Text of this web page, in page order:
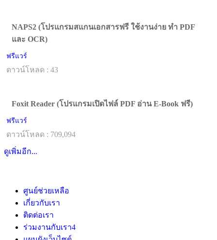
NAPS2 (โปรแกรมสแกนเอกสารฟรี ใช้งานง่าย ทำ PDF
และ OCR)
ฟรีแวร์
ดาวน์โหลด : 43
Foxit Reader (โปรแกรมเปิดไฟล์ PDF อ่าน E-Book ฟรี)
ฟรีแวร์
ดาวน์โหลด : 709,094
ดูเพิ่มอีก...
ศูนย์ช่วยเหลือ
เกี่ยวกับเรา
ติดต่อเรา
ร่วมงานกับเรา4